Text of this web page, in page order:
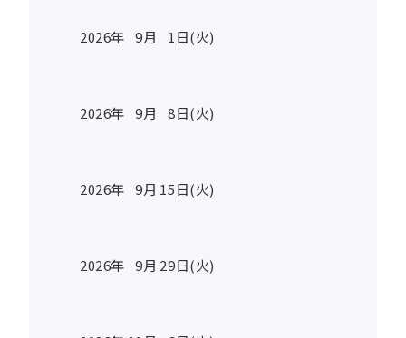
2026年 9月 1日(火)
2026年 9月 8日(火)
2026年 9月 15日(火)
2026年 9月 29日(火)